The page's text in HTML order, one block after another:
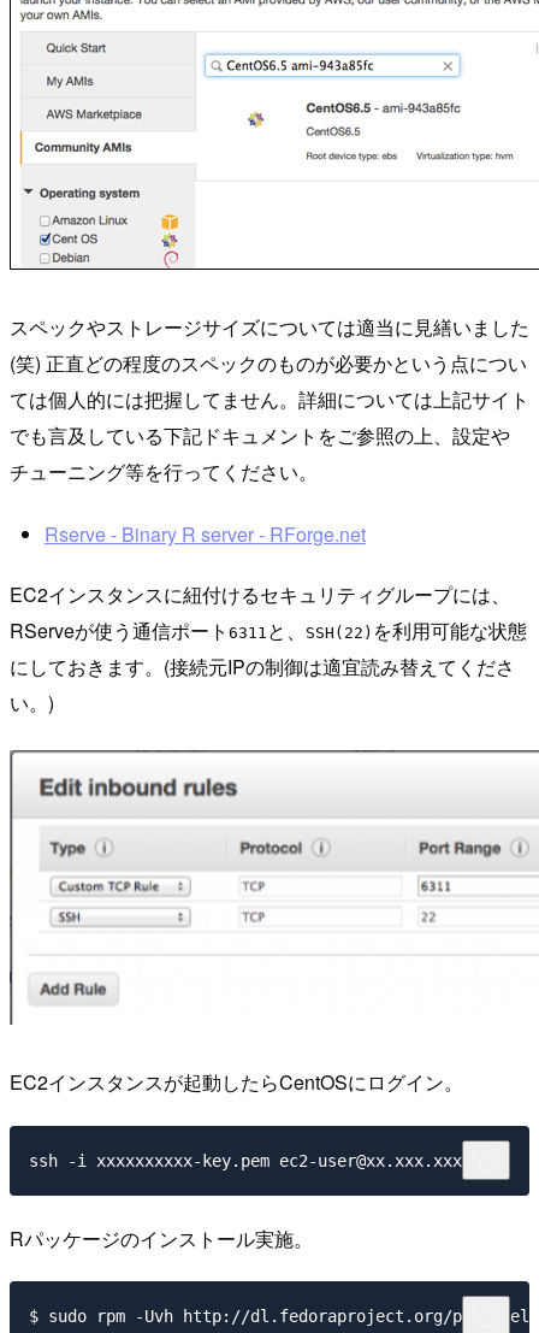
スペックやストレージサイズについては適当に見繕いました
(笑) 正直どの程度のスペックのものが必要かという点につい
ては個人的には把握してません。詳細については上記サイト
でも言及している下記ドキュメントをご参照の上、設定や
チューニング等を行ってください。
Rserve - Binary R server - RForge.net
EC2インスタンスに紐付けるセキュリティグループには、
RServeが使う通信ポート 6311 と、 SSH(22) を利用可能な状態
にしておきます。(接続元IPの制御は適宜読み替えてくださ
い。)
EC2インスタンスが起動したらCentOSにログイン。
Rパッケージのインストール実施。
$ sudo rpm -Uvh http://dl.fedoraproject.org/pub/epel/